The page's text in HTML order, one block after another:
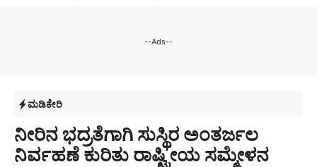
--Ads--
ಮಡಿಕೇರಿ
ನೀರಿನ ಭದ್ರತೆಗಾಗಿ ಸುಸ್ಥಿರ ಅಂತರ್ಜಲ
ನಿರ್ವಹಣೆ ಕುರಿತು ರಾಷ್ಟ್ರೀಯ ಸಮ್ಮೇಳನ